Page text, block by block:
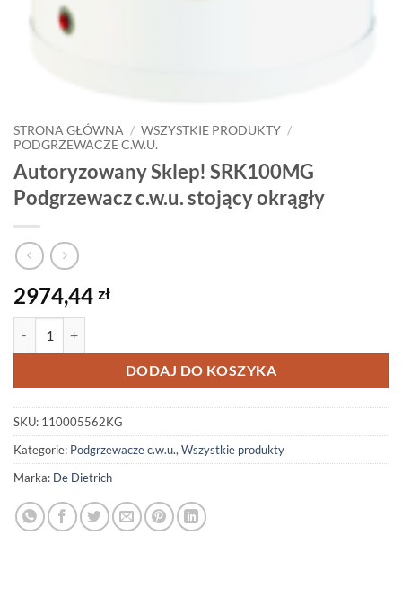
STRONA GŁÓWNA / WSZYSTKIE PRODUKTY /
PODGRZEWACZE C.W.U.
Autoryzowany Sklep! SRK100MG
Podgrzewacz c.w.u. stojący okrągły
2974,44 zł
DODAJ DO KOSZYKA
SKU: 110005562KG
Kategorie: Podgrzewacze c.w.u., Wszystkie produkty
Marka: De Dietrich